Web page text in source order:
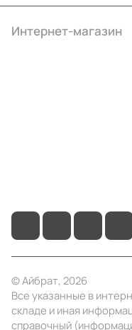
Интернет-магазин
© Айбрат, 2026
Все указанные в
складе и иная
справочный